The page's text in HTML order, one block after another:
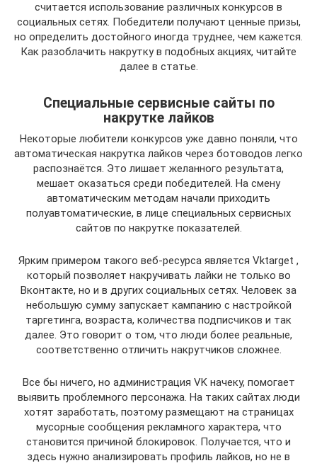
считается использование различных конкурсов в
социальных сетях. Победители получают ценные призы,
но определить достойного иногда труднее, чем кажется.
Как разоблачить накрутку в подобных акциях, читайте
далее в статье.
Специальные сервисные сайты по
накрутке лайков
Некоторые любители конкурсов уже давно поняли, что
автоматическая накрутка лайков через ботоводов легко
распознаётся. Это лишает желанного результата,
мешает оказаться среди победителей. На смену
автоматическим методам начали приходить
полуавтоматические, в лице специальных сервисных
сайтов по накрутке показателей.
Ярким примером такого веб-ресурса является Vktarget ,
который позволяет накручивать лайки не только во
Вконтакте, но и в других социальных сетях. Человек за
небольшую сумму запускает кампанию с настройкой
таргетинга, возраста, количества подписчиков и так
далее. Это говорит о том, что люди более реальные,
соответственно отличить накрутчиков сложнее.
Все бы ничего, но администрация VK начеку, помогает
выявить проблемного персонажа. На таких сайтах люди
хотят заработать, поэтому размещают на страницах
мусорные сообщения рекламного характера, что
становится причиной блокировок. Получается, что и
здесь нужно анализировать профиль лайков, но не в